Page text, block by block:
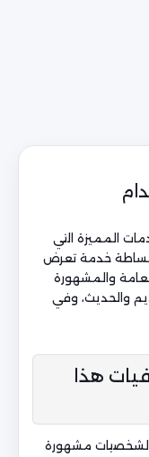
المميزة التي
خدمة تعرض
والمشهورة
والحديث، وفي
هذا
لشخصيات مشهورة